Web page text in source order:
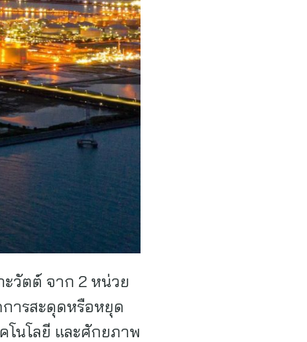
ะวัตต์ จาก 2 หน่วย
ารสะดุดหรือหยุด
โนโลยี และศักยภาพ